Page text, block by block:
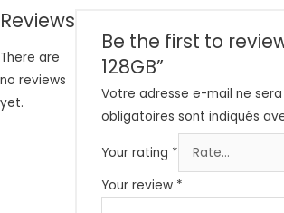
Reviews
There are
no reviews
yet.
Be the first to
128GB”
Votre adresse e-mail ne
obligatoires sont indiqués
Your rating *
Your review *